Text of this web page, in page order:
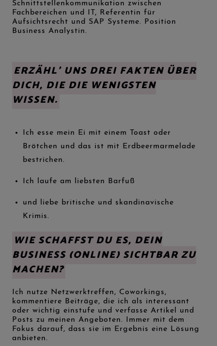
Schnittstellenkommunikation zwischen
Fachbereichen und IT, Referentin für
Aufsichtsrecht und SAP Systeme. Position
Business Analystin.
ERZÄHL’ UNS DREI FAKTEN ÜBER
DICH, DIE DIE WENIGSTEN
WISSEN.
Ich esse mein Ei mit einem Toast oder
Brötchen und das ist mit Erdbeermarmelade
bestrichen.
Ich laufe am liebsten Barfuß
und liebe britische und skandinavische
Krimis.
WIE SCHAFFST DU ES, DEIN
BUSINESS (ONLINE) SICHTBAR ZU
MACHEN?
Ich nutze Netzwerktreffen, Coworkings,
kommentiere Beiträge, die ich als interessant
oder wichtig einstufe und verfasse Artikel und
Posts zu meinen Angeboten. Immer mit dem
Fokus darauf, dass sie im Ergebnis eine Lösung
anbieten.